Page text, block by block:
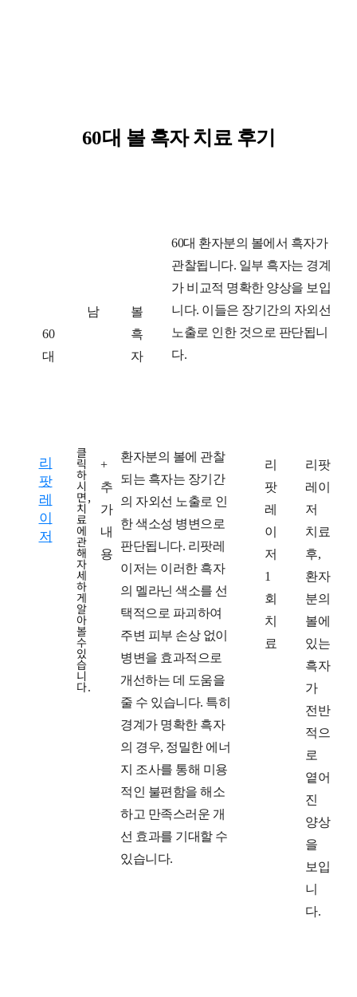
60대 볼 흑자 치료 후기
60
대
남
볼
흑
자
60대 환자분의 볼에서 흑자가
관찰됩니다. 일부 흑자는 경계
가 비교적 명확한 양상을 보입
니다. 이들은 장기간의 자외선
노출로 인한 것으로 판단됩니
다.
리
팟
레
이
저
클
릭
하
시
면,
치
료
에
관
해
자
세
하
게
알
아
볼
수
있
습
니
다.
+
추
가
내
용
환자분의 볼에 관찰
되는 흑자는 장기간
의 자외선 노출로 인
한 색소성 병변으로
판단됩니다. 리팟레
이저는 이러한 흑자
의 멜라닌 색소를 선
택적으로 파괴하여
주변 피부 손상 없이
병변을 효과적으로
개선하는 데 도움을
줄 수 있습니다. 특히
경계가 명확한 흑자
의 경우, 정밀한 에너
지 조사를 통해 미용
적인 불편함을 해소
하고 만족스러운 개
선 효과를 기대할 수
있습니다.
리
팟
레
이
저
1
회
치
료
리팟
레이
저
치료
후,
환자
분의
볼에
있는
흑자
가
전반
적으
로
옅어
진
양상
을
보입
니
다.